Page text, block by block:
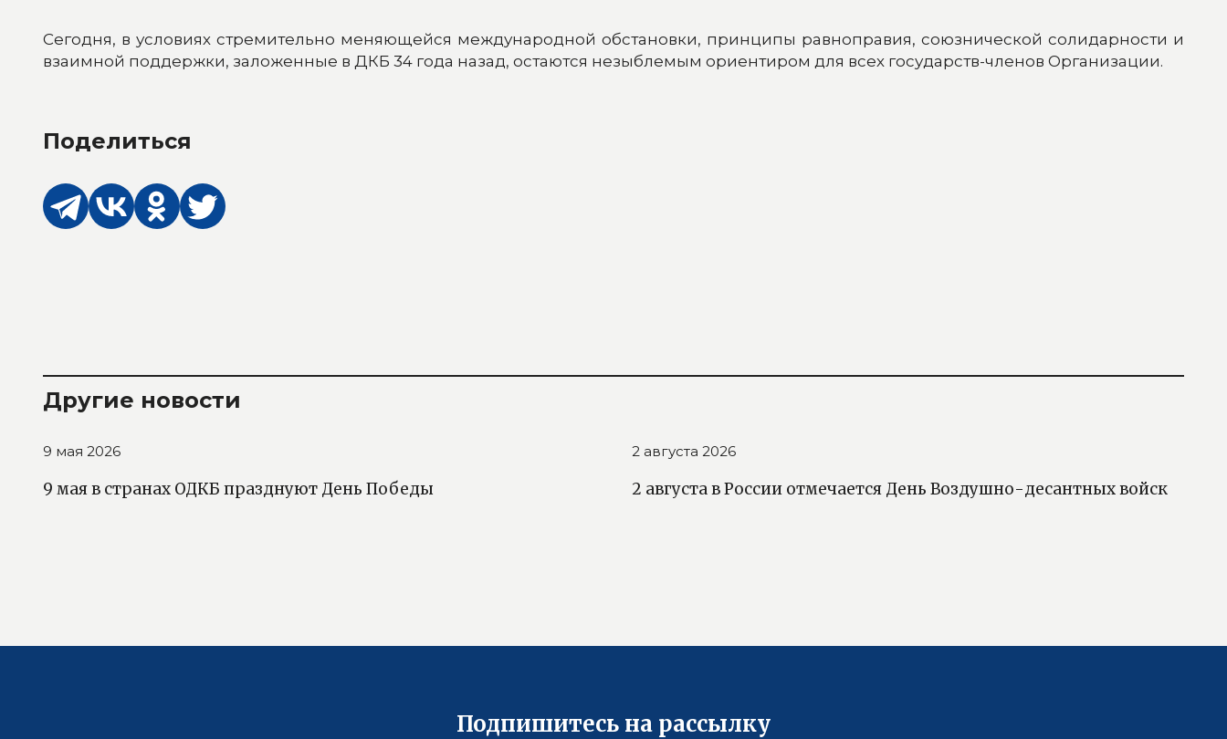
Сегодня, в условиях стремительно меняющейся международной обстановки, принципы равноправия, союзнической солидарности и
взаимной поддержки, заложенные в ДКБ 34 года назад, остаются незыблемым ориентиром для всех государств-членов Организации.
Поделиться
Другие новости
9 мая 2026
9 мая в странах ОДКБ празднуют День Победы
2 августа 2026
2 августа в России отмечается День Воздушно-десантных войск
Подпишитесь на рассылку